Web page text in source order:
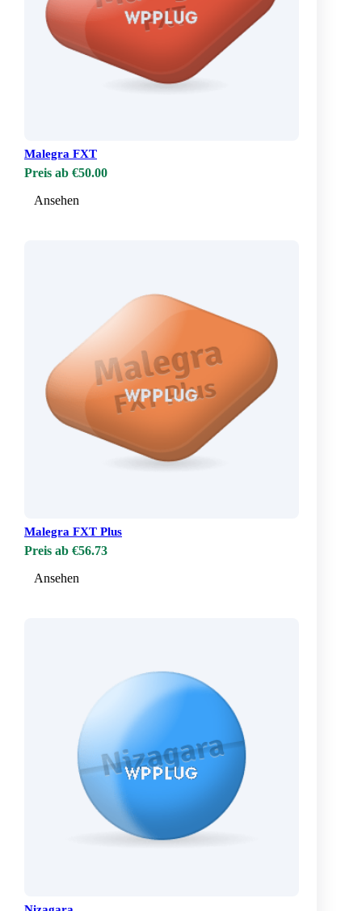
Malegra FXT
Preis ab €50.00
Ansehen
Malegra FXT Plus
Preis ab €56.73
Ansehen